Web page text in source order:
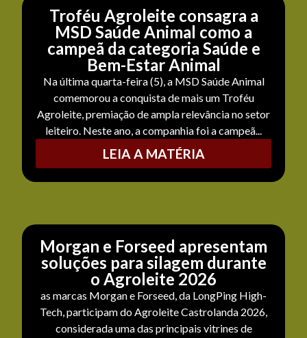
Troféu Agroleite consagra a
MSD Saúde Animal como a
campeã da categoria Saúde e
Bem-Estar Animal
Na última quarta-feira (5), a MSD Saúde Animal
comemorou a conquista de mais um Troféu
Agroleite, premiação de ampla relevância no setor
leiteiro. Neste ano, a companhia foi a campeã...
LEIA A MATÉRIA
Morgan e Forseed apresentam
soluções para silagem durante
o Agroleite 2026
as marcas Morgan e Forseed, da LongPing High-
Tech, participam do Agroleite Castrolanda 2026,
considerada uma das principais vitrines de